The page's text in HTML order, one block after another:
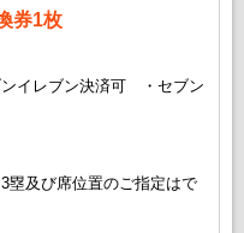
券1枚
ンイレブン決済可 ・セブン
塁及び席位置のご指定はで